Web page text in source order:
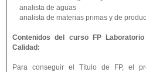
analista de aguas
analista de materias primas y de
Contenidos del curso FP
Calidad:
Para conseguir el Título de FP, el